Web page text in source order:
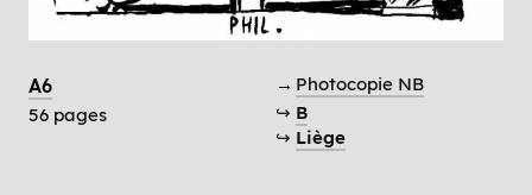
A6
56 pages
→ Photocopie NB
↪ B
↪ Liège